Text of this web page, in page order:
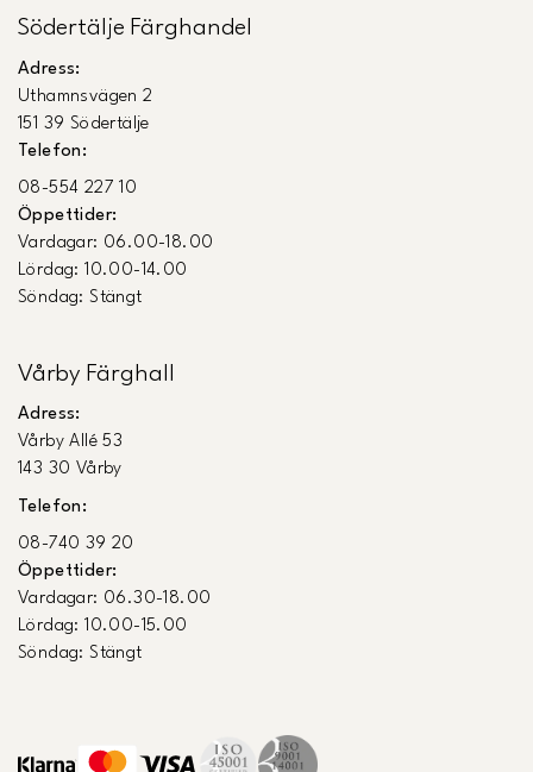
Södertälje Färghandel
Adress:
Uthamnsvägen 2
151 39 Södertälje
Telefon:
08-554 227 10
Öppettider:
Vardagar: 06.00-18.00
Lördag: 10.00-14.00
Söndag: Stängt
Vårby Färghall
Adress:
Vårby Allé 53
143 30 Vårby
Telefon:
08-740 39 20
Öppettider:
Vardagar: 06.30-18.00
Lördag: 10.00-15.00
Söndag: Stängt